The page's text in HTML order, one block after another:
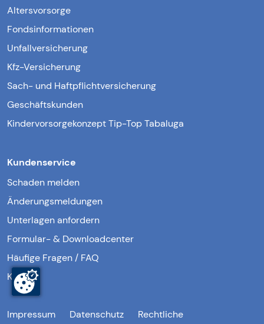
Altersvorsorge
Fondsinformationen
Unfallversicherung
Kfz-Versicherung
Sach- und Haftpflichtversicherung
Geschäftskunden
Kindervorsorgekonzept Tip-Top Tabaluga
Kundenservice
Schaden melden
Änderungsmeldungen
Unterlagen anfordern
Formular- & Downloadcenter
Häufige Fragen / FAQ
Kontakt
Impressum Datenschutz
Rechtliche